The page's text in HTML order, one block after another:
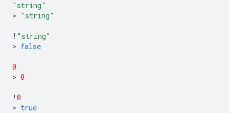
"string"
> "string"
! "string"
> false
0
> 0
! 0
> true